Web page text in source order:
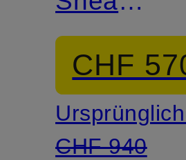
SPEED
2.0CHF
CHF 940